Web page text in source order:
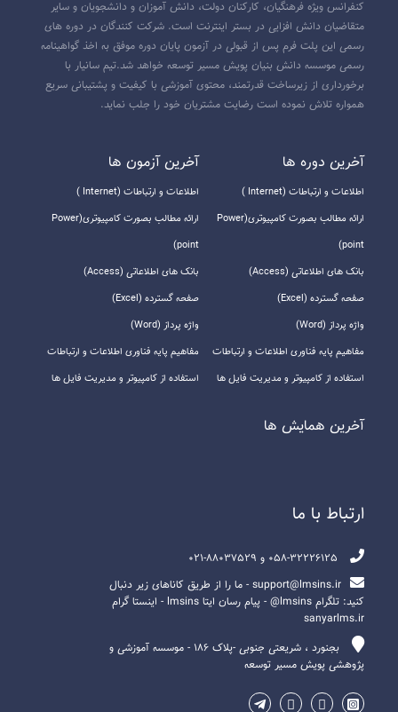
کنفرانس ویژه فرهنگیان، کارکنان دولت، دانش آموزان و دانشجویان و سایر
متقاضیان دانش افزایی در بستر اینترنت است. شرکت کنندگان در دوره های
رسمی این پلت فرم پس از قبولی در آزمون پایان دوره موفق به اخذ گواهینامه
رسمی موسسه دانش بنیان پویش مسیر توسعه خواهد شد.تیم سانیار با
برخورداری از زیرساخت قدرتمند، محتوی آموزشی با کیفیت و پشتیبانی سریع
همواره تلاش نموده است رضایت مشتریان خود را جلب نماید.
آخرين دوره ها
اطلاعات و ارتباطات (Internet )
ارائه مطالب بصورت کامپیوتری(Power
point)
بانک های اطلاعاتی (Access)
صفحه گسترده (Excel)
واژه پرداز (Word)
مفاهیم پایه فناوری اطلاعات و ارتباطات
استفاده از کامپیوتر و مدیریت فایل ها
آخرين آزمون ها
اطلاعات و ارتباطات (Internet )
ارائه مطالب بصورت کامپیوتری(Power
point)
بانک های اطلاعاتی (Access)
صفحه گسترده (Excel)
واژه پرداز (Word)
مفاهیم پایه فناوری اطلاعات و ارتباطات
استفاده از کامپیوتر و مدیریت فایل ها
آخرين همايش ها
ارتباط با ما
support@lmsins.ir - ما را از طریق کاناهای زیر دنبال
کنید: تلگرام lmsins@ - پیام رسان ایتا lmsins - اینستا گرام
sanyarlms.ir
بجنورد ، شریعتی جنوبی -پلاک ۱۸۶ - موسسه آموزشی و
پژوهشی پویش مسیر توسعه